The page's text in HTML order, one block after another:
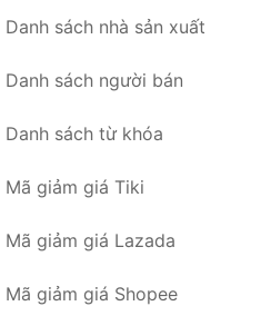
Danh sách nhà sản xuất
Danh sách người bán
Danh sách từ khóa
Mã giảm giá Tiki
Mã giảm giá Lazada
Mã giảm giá Shopee